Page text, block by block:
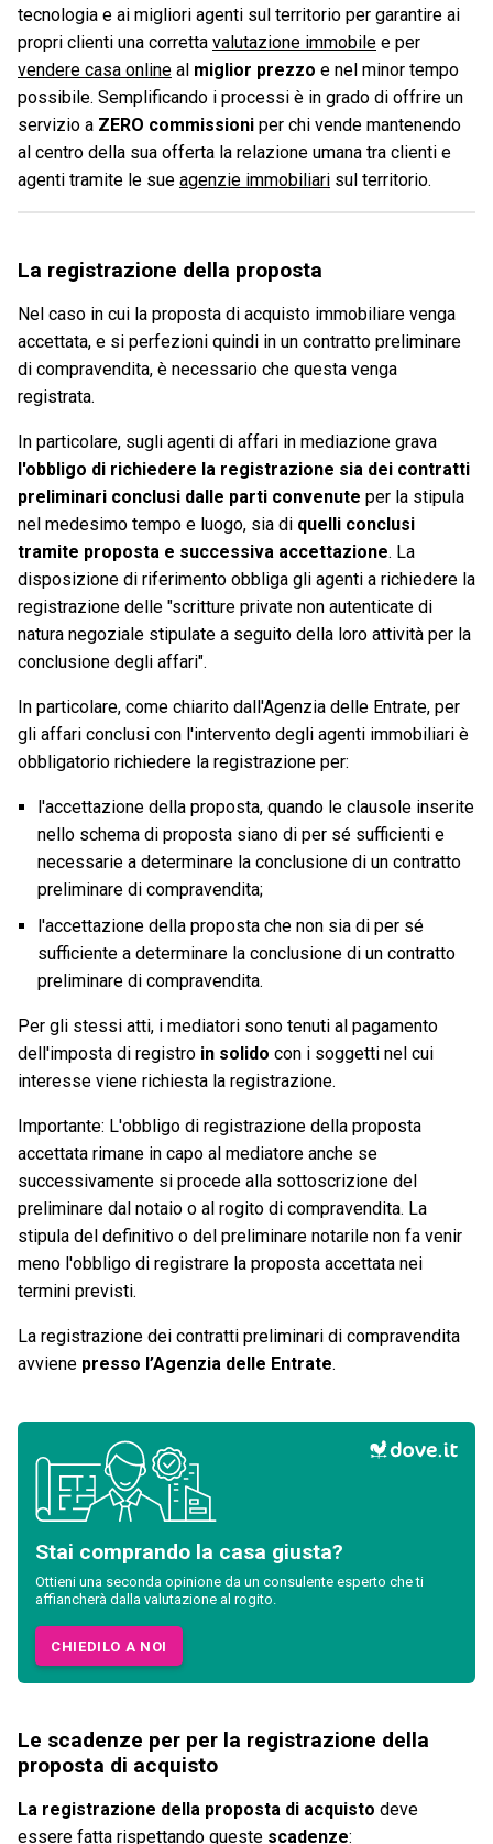
tecnologia e ai migliori agenti sul territorio per garantire ai
propri clienti una corretta valutazione immobile e per
vendere casa online al miglior prezzo e nel minor tempo
possibile. Semplificando i processi è in grado di offrire un
servizio a ZERO commissioni per chi vende mantenendo
al centro della sua offerta la relazione umana tra clienti e
agenti tramite le sue agenzie immobiliari sul territorio.
La registrazione della proposta
Nel caso in cui la proposta di acquisto immobiliare venga
accettata, e si perfezioni quindi in un contratto preliminare
di compravendita, è necessario che questa venga
registrata.
In particolare, sugli agenti di affari in mediazione grava
l'obbligo di richiedere la registrazione sia dei contratti
preliminari conclusi dalle parti convenute per la stipula
nel medesimo tempo e luogo, sia di quelli conclusi
tramite proposta e successiva accettazione. La
disposizione di riferimento obbliga gli agenti a richiedere la
registrazione delle "scritture private non autenticate di
natura negoziale stipulate a seguito della loro attività per la
conclusione degli affari".
In particolare, come chiarito dall'Agenzia delle Entrate, per
gli affari conclusi con l'intervento degli agenti immobiliari è
obbligatorio richiedere la registrazione per:
l'accettazione della proposta, quando le clausole inserite
nello schema di proposta siano di per sé sufficienti e
necessarie a determinare la conclusione di un contratto
preliminare di compravendita;
l'accettazione della proposta che non sia di per sé
sufficiente a determinare la conclusione di un contratto
preliminare di compravendita.
Per gli stessi atti, i mediatori sono tenuti al pagamento
dell'imposta di registro in solido con i soggetti nel cui
interesse viene richiesta la registrazione.
Importante: L'obbligo di registrazione della proposta
accettata rimane in capo al mediatore anche se
successivamente si procede alla sottoscrizione del
preliminare dal notaio o al rogito di compravendita. La
stipula del definitivo o del preliminare notarile non fa venir
meno l'obbligo di registrare la proposta accettata nei
termini previsti.
La registrazione dei contratti preliminari di compravendita
avviene presso l’Agenzia delle Entrate.
Stai comprando la casa giusta?
Ottieni una seconda opinione da un consulente esperto che ti
affiancherà dalla valutazione al rogito.
CHIEDILO A NOI
Le scadenze per per la registrazione della
proposta di acquisto
La registrazione della proposta di acquisto deve
essere fatta rispettando queste scadenze: